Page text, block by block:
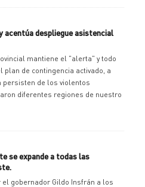
despliegue asistencial
mantiene el "alerta" y todo
de contingencia activado, a
persisten de los violentos
diferentes regiones de nuestro
se expande a todas las
el gobernador Gildo Insfrán a los